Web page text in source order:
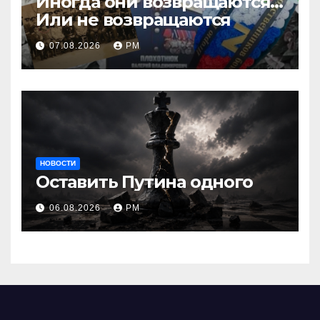
Или не возвращаются
07.08.2026 РМ
НОВОСТИ
Оставить Путина одного
06.08.2026 РМ